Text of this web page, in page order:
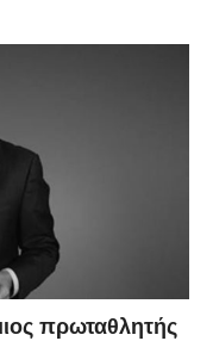
πρωταθλητής